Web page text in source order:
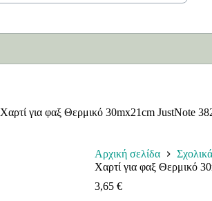
Χαρτί για φαξ Θερμικό 30mx21cm JustNote
Αρχική σελίδα Σχολικά
Χαρτί για φαξ Θερμικό
3,65 €